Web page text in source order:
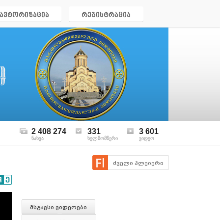
ავტორიზაცია რეგისტრაცია
2 408 274
ნახვა
331
ხელმომწერი
3 601
ვიდეო
ძველი პლეიერი
მსგავსი ვიდეოები